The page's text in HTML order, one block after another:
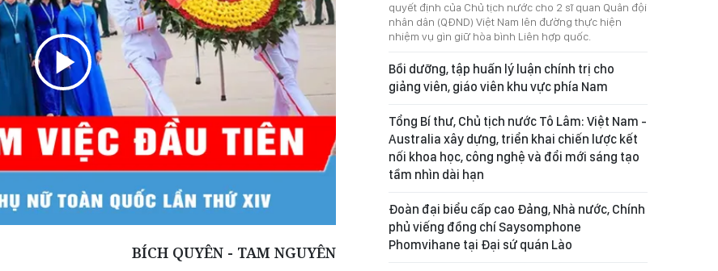
BÍCH QUYÊN - TAM NGUYÊN
quyết định của Chủ tịch nước cho 2 sĩ quan Quân đội
nhân dân (QĐND) Việt Nam lên đường thực hiện
nhiệm vụ gìn giữ hòa bình Liên hợp quốc.
Bồi dưỡng, tập huấn lý luận chính trị cho
giảng viên, giáo viên khu vực phía Nam
Tổng Bí thư, Chủ tịch nước Tô Lâm: Việt Nam -
Australia xây dựng, triển khai chiến lược kết
nối khoa học, công nghệ và đổi mới sáng tạo
tầm nhìn dài hạn
Đoàn đại biểu cấp cao Đảng, Nhà nước, Chính
phủ viếng đồng chí Saysomphone
Phomvihane tại Đại sứ quán Lào